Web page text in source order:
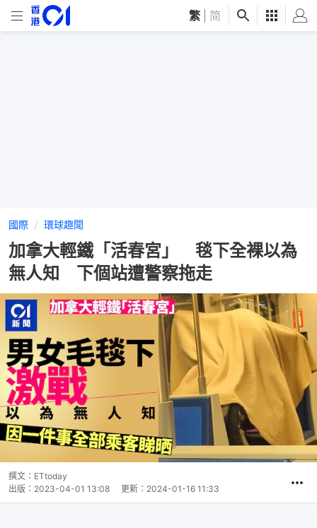
繁 简
國際 環球趣聞
加拿大輕鐵「活春宮」 毯下全裸以為
無人知 下個站遭警察拖走
撰文： ETtoday
出版： 2023-04-01 13:08 更新： 2024-01-16 11:33